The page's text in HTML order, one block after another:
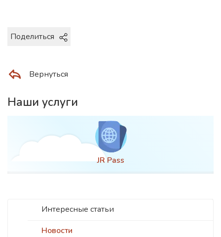
Интересные статьи
Новости
Поделиться
Вернуться
Наши услуги
JR Pass